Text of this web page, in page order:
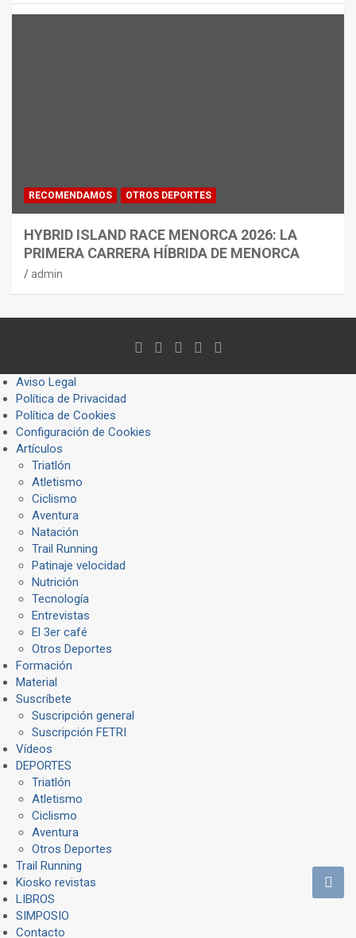
RECOMENDAMOS OTROS DEPORTES
HYBRID ISLAND RACE MENORCA 2026: LA
PRIMERA CARRERA HÍBRIDA DE MENORCA
admin
Aviso Legal
Política de Privacidad
Política de Cookies
Configuración de Cookies
Artículos
Triatlón
Atletismo
Ciclismo
Aventura
Natación
Trail Running
Patinaje velocidad
Nutrición
Tecnología
Entrevistas
El 3er café
Otros Deportes
Formación
Material
Suscríbete
Suscripción general
Suscripción FETRI
Vídeos
DEPORTES
Triatlón
Atletismo
Ciclismo
Aventura
Otros Deportes
Trail Running
Kiosko revistas
LIBROS
SIMPOSIO
Contacto